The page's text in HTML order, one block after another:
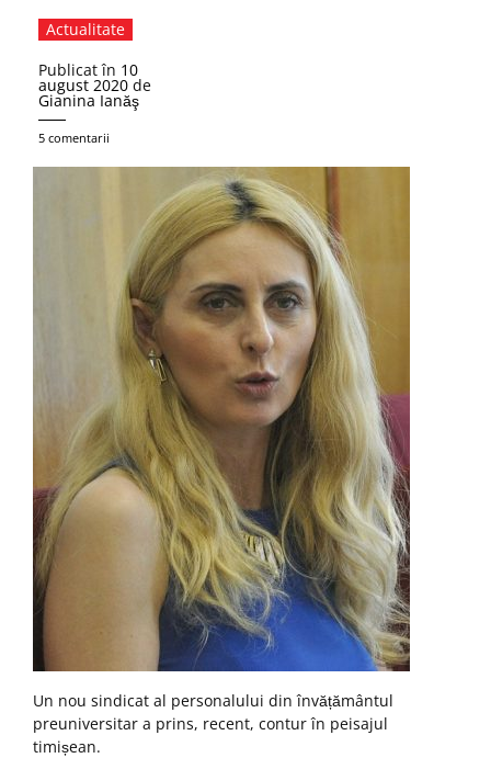
Actualitate
Publicat în 10
august 2020 de
Gianina Ianăş
5 comentarii
Un nou sindicat al personalului din învățământul
preuniversitar a prins, recent, contur în peisajul
timișean.